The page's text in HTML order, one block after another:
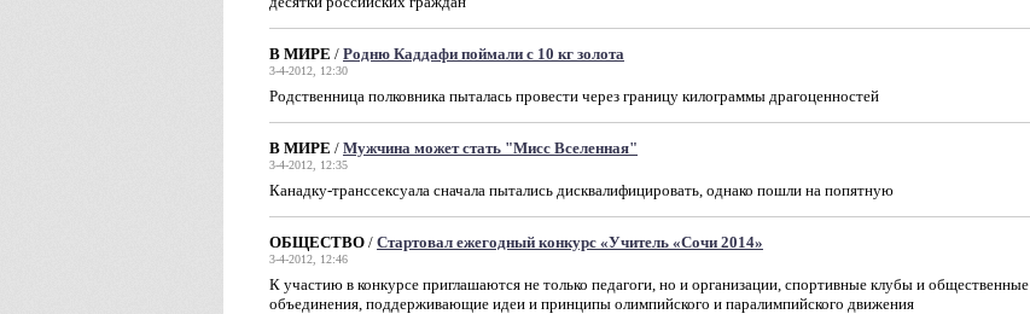
В МИРЕ / Родню Каддафи поймали с 10 кг золота
3-4-2012, 12:30
Родственница полковника пыталась провести через границу килограммы драгоценностей
В МИРЕ / Мужчина может стать "Мисс Вселенная"
3-4-2012, 12:35
Канадку-транссексуала сначала пытались дисквалифицировать, однако пошли на попятную
ОБЩЕСТВО / Стартовал ежегодный конкурс «Учитель «Сочи 2014»
3-4-2012, 12:46
К участию в конкурсе приглашаются не только педагоги, но и организации, спортивные клубы и общественные
объединения, поддерживающие идеи и принципы олимпийского и паралимпийского движения